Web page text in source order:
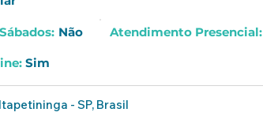
Sábados: Não Atendimento Presencial:
: Sim
- SP, Brasil